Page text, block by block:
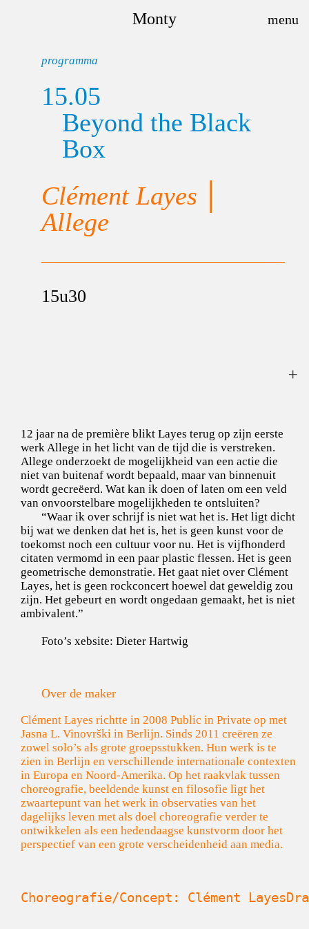
Monty
programma
15.05
Beyond the Black
Box
Clément Layes │
Allege
15u30
12 jaar na de première blikt Layes terug op zijn eerste
werk Allege in het licht van de tijd die is verstreken.
Allege onderzoekt de mogelijkheid van een actie die
niet van buitenaf wordt bepaald, maar van binnenuit
wordt gecreëerd. Wat kan ik doen of laten om een veld
van onvoorstelbare mogelijkheden te ontsluiten?
“Waar ik over schrijf is niet wat het is. Het ligt dicht
bij wat we denken dat het is, het is geen kunst voor de
toekomst noch een cultuur voor nu. Het is vijfhonderd
citaten vermomd in een paar plastic flessen. Het is geen
geometrische demonstratie. Het gaat niet over Clément
Layes, het is geen rockconcert hoewel dat geweldig zou
zijn. Het gebeurt en wordt ongedaan gemaakt, het is niet
ambivalent.”
Foto’s xebsite: Dieter Hartwig
Over de maker
Clément Layes richtte in 2008 Public in Private op met
Jasna L. Vinovrški in Berlijn. Sinds 2011 creëren ze
zowel solo’s als grote groepsstukken. Hun werk is te
zien in Berlijn en verschillende internationale contexten
in Europa en Noord-Amerika. Op het raakvlak tussen
choreografie, beeldende kunst en filosofie ligt het
zwaartepunt van het werk in observaties van het
dagelijks leven met als doel choreografie verder te
ontwikkelen als een hedendaagse kunstvorm door het
perspectief van een grote verscheidenheid aan media.
Choreografie/Concept: Clément